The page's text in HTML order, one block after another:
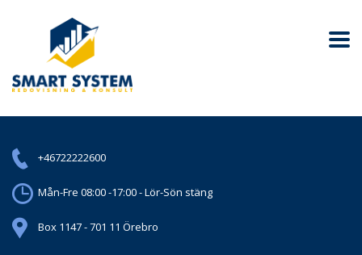
+46722222600
Mån-Fre 08:00 -17:00 - Lör-Sön stäng
Box 1147 - 701 11 Örebro